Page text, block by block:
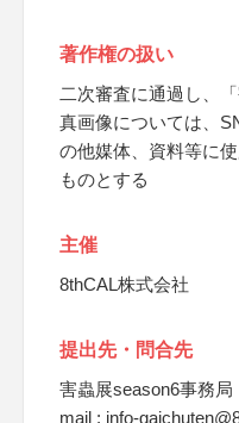
著作権の扱い
二次審査に通過し、
真画像については、
の他媒体、資料等に
ものとする
主催
8thCAL株式会社
提出先・問合先
害蟲展season6事務局
mail : info-